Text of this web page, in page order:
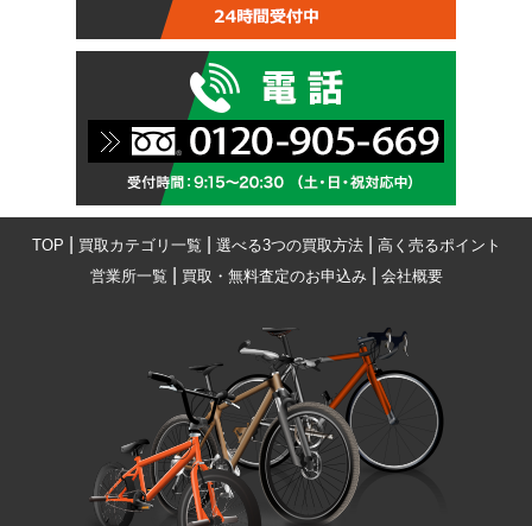
TOP 買取カテゴリ一覧 選べる3つの買取方法| 高く売るポイント
営業所一覧
買取・無料査定のお申込み| 会社概要